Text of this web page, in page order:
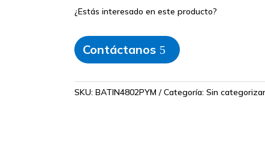
¿Estás interesado en este producto?
Contáctanos
SKU: BATIN4802PYM Categoría: Sin categorizar